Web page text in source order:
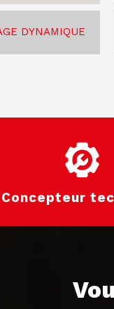
DYNAMIQUE
Concepteur